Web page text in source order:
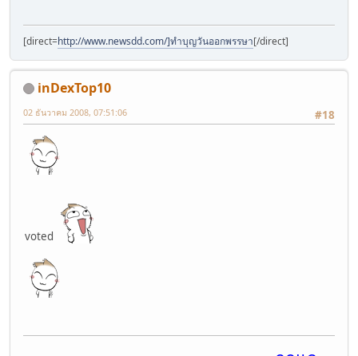
[direct=http://www.newsdd.com/]ทำบุญวันออกพรรษา[/direct]
inDexTop10
#18
02 ธันวาคม 2008, 07:51:06
voted